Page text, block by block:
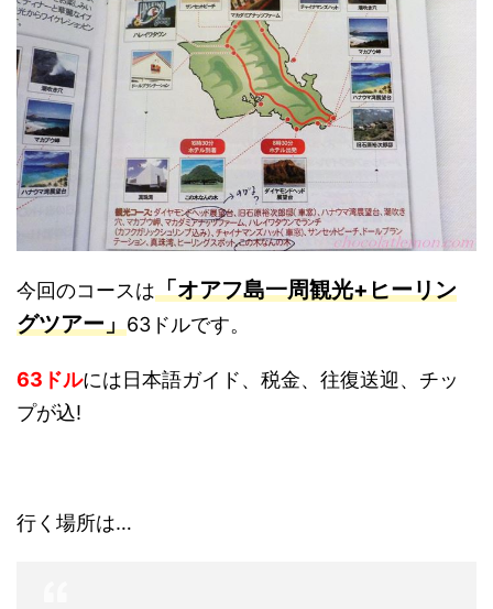
今回のコースは「オアフ島一周観光+ヒーリン
グツアー」63ドルです。
63ドルには日本語ガイド、税金、往復送迎、チッ
プが込!
行く場所は…